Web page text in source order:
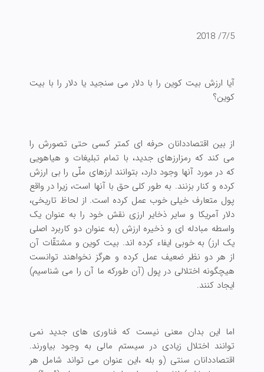
7/5/ 2018
آیا ارزش بیت کوین را با دلار می سنجید یا دلار را با بیت
کوین؟
از بین اقتصاددانان حرفه ای کمتر کسی حتی تصورش را
می كند كه رمزارزهای جدید، با تمام تبلیغات و هیاهویی
که در مورد آنها وجود دارد، بتوانند ارزهای ملّی را بی ارزش
کرده و کنار بزنند. به طور کلی حق با آنها است، زیرا در واقع
پول متعارف خیلی خوب عمل کرده است. از لحاظ تاریخی،
دلار آمریکا و سایر ذخایر ارزی نقش خود را به عنوان یک
واسطه مبادله ای و ذخیره ارزش (به عنوان دو کاربرد اصلی
یک ارز) به خوبی ایفاء کرده اند. بیت کوین و مشتقّات آن
از هر دو نظر ضعیف عمل کرده و هرگز نخواهند توانست
هیچگونه اختلالی در پول (آن طورکه ما آن را می شناسیم)
ایجاد کنند.
اما این بدان معنی نیست که فناوری های جدید نمی
توانند اختلال زیادی در سیستم مالی به وجود بیاورند.
اقتصاددانان سنتی (و بله ،این عنوان می تواند شامل هر